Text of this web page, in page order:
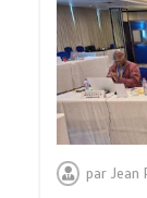
parJean